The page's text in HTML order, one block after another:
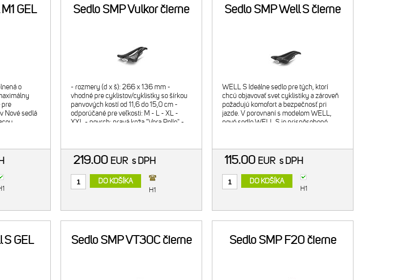
GEL
o
pre
Nové sedlá
Sedlo SMP Vulkor čierne
- rozmery (d x š): 266 x 136 mm -
vhodné pre cyklistov/cyklistky so šírkou
panvových kostí od 11,6 do 15,0 cm -
odporúčané pre veľkosti: M - L - XL -
XXL - povrch: pravá koža "Vera Pelle" -
219.00 EUR s DPH
DO KOŠÍKA
H1
Sedlo SMP Well S čierne
WELL S Ideálne sedlo pre tých, ktorí
chcú objavovať svet cyklistiky a zároveň
požadujú komofort a bezpečnosť pri
jazde. V porovnaní s modelom WELL,
nové sedlo WELL S je prispôsobené
115.00 EUR s DPH
DO KOŠÍKA
H1
S GEL
Sedlo SMP VT30C čierne Sedlo SMP F20 čierne